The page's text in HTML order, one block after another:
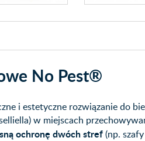
No Pest®
i estetyczne rozwiązanie do
w miejscach
ochronę dwóch stref(np.